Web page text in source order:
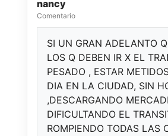
nancy
Comentario
SI UN GRAN ADELANTO
LOS Q DEBEN IR X EL
PESADO , ESTAR
DIA EN LA CIUDAD, SIN
,DESCARGANDO
DIFICULTANDO EL
ROMPIENDO TODAS LAS